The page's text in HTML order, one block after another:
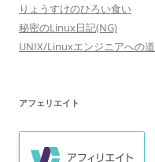
りょうすけのひろい食い
秘密のLinux日記(NG)
UNIX/Linuxエンジニアへの道
アフェリエイト